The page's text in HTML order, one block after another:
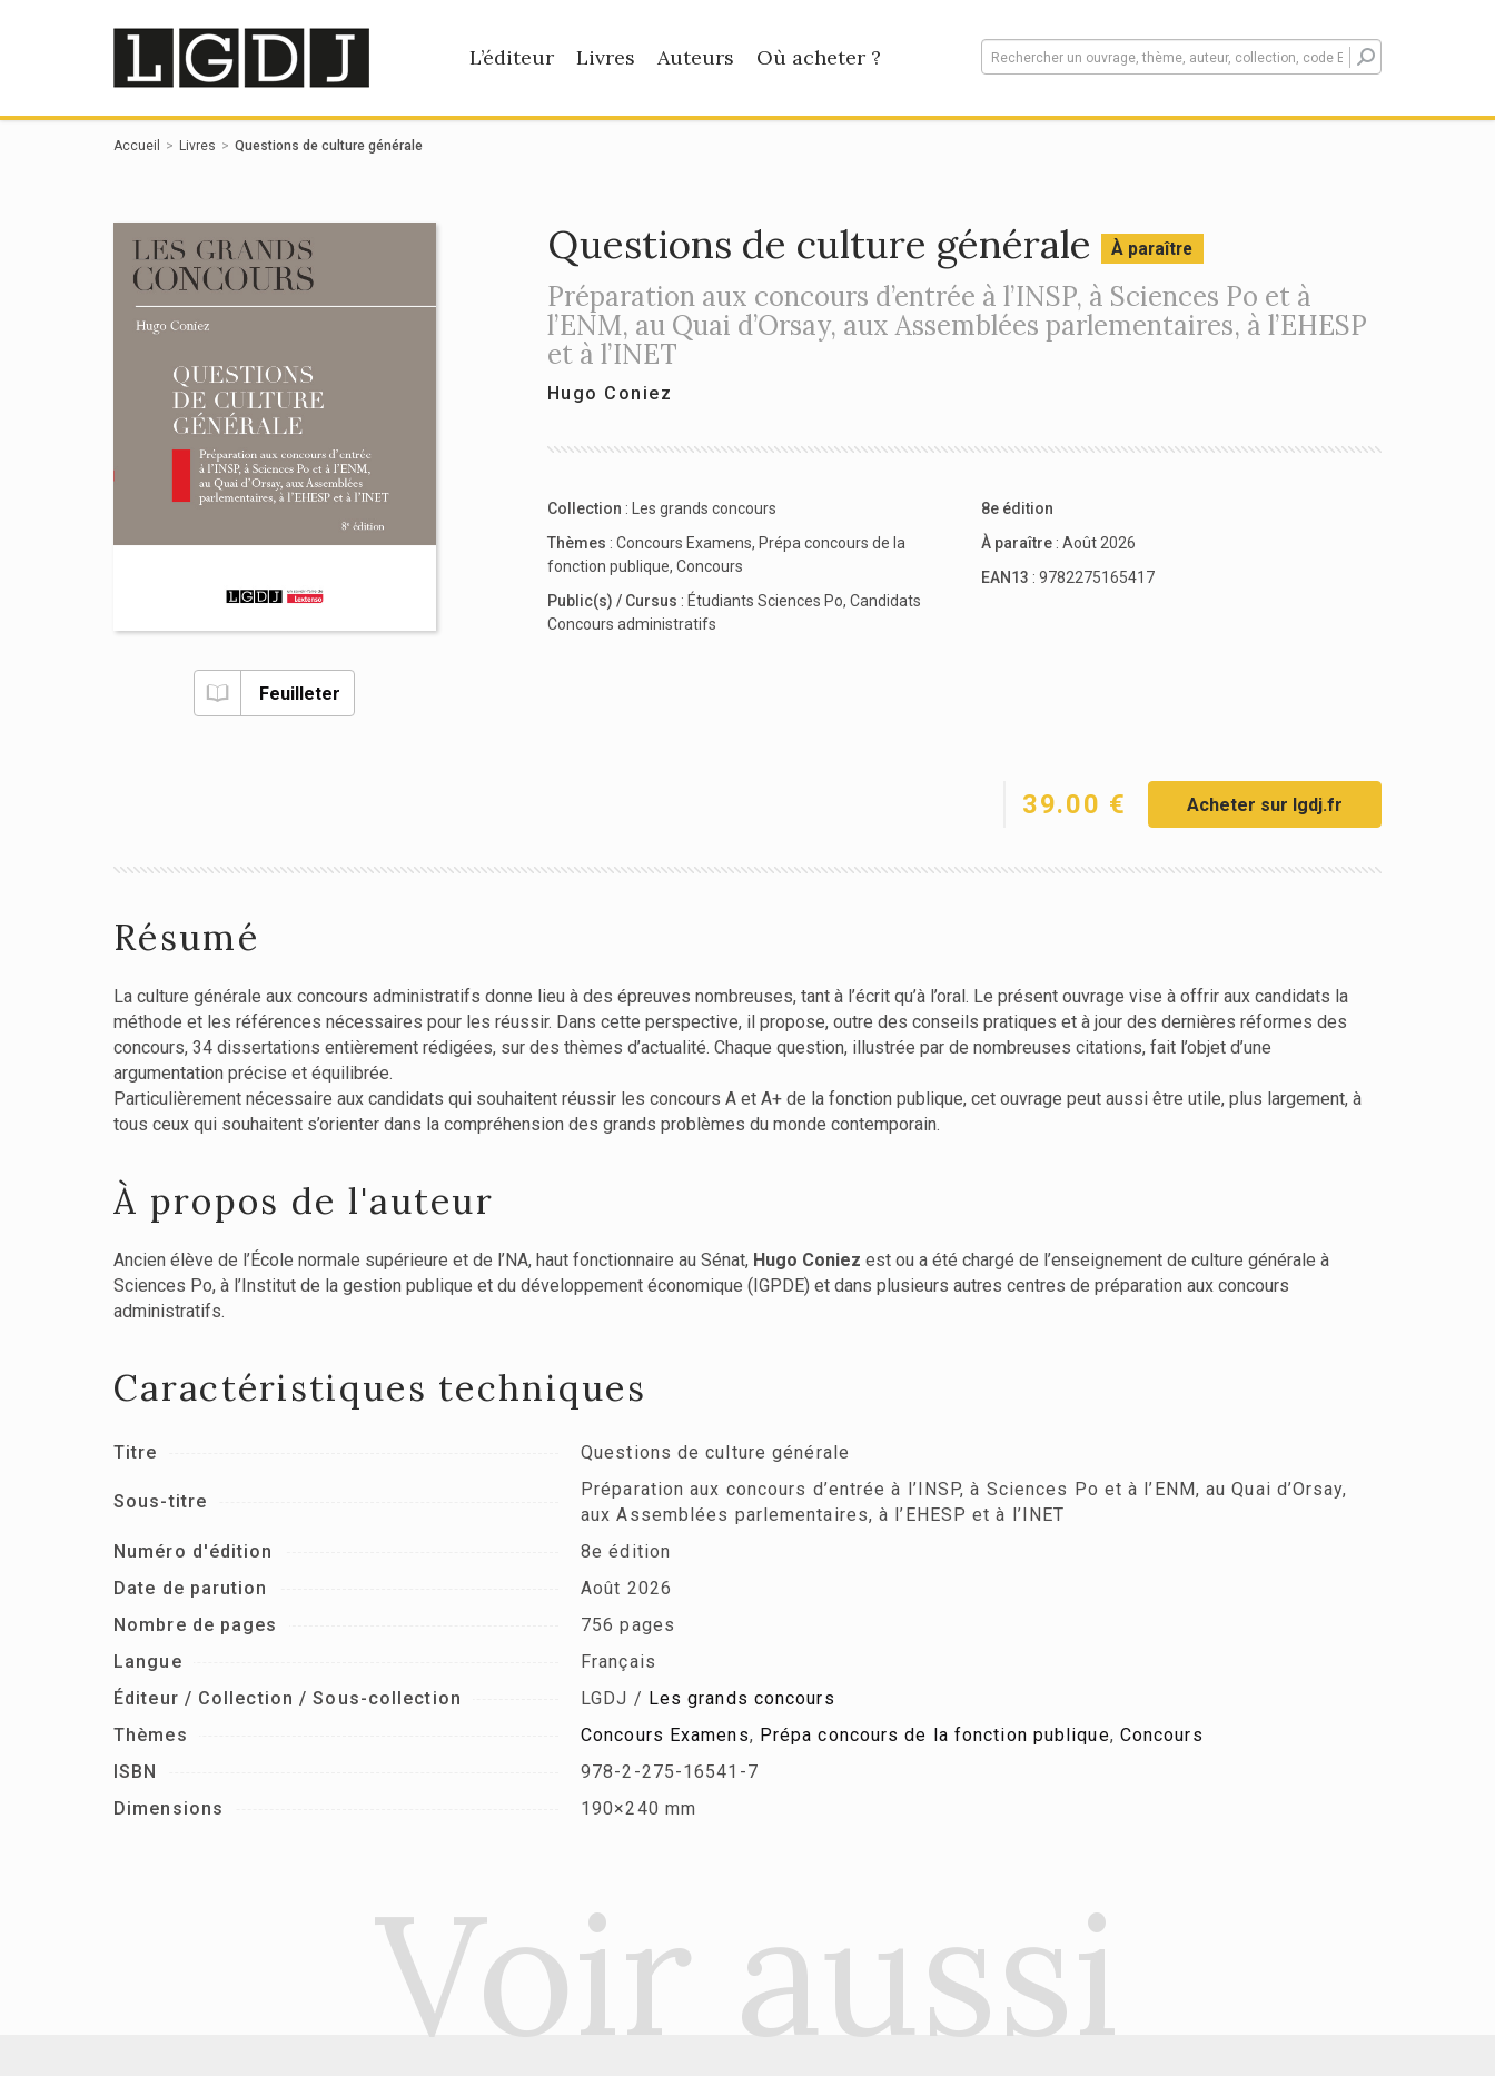
L’éditeur Livres Auteurs Où acheter ?
Accueil Livres Questions de culture générale
Feuilleter
Questions de culture générale À paraître
Préparation aux concours d’entrée à l’INSP, à Sciences Po et à
l’ENM, au Quai d’Orsay, aux Assemblées parlementaires, à l’EHESP
et à l’INET
Hugo Coniez
Collection :
Les grands concours
Thèmes : Concours Examens, Prépa concours de la
fonction publique, Concours
Public(s) / Cursus : Étudiants Sciences Po, Candidats
Concours administratifs
8e édition
À paraître : Août 2026
EAN13 : 9782275165417
39.00 € Acheter sur lgdj.fr
Résumé
La culture générale aux concours administratifs donne lieu à des épreuves nombreuses, tant à l’écrit qu’à l’oral. Le présent ouvrage vise à offrir aux candidats la
méthode et les références nécessaires pour les réussir. Dans cette perspective, il propose, outre des conseils pratiques et à jour des dernières réformes des
concours, 34 dissertations entièrement rédigées, sur des thèmes d’actualité. Chaque question, illustrée par de nombreuses citations, fait l’objet d’une
argumentation précise et équilibrée.
Particulièrement nécessaire aux candidats qui souhaitent réussir les concours A et A+ de la fonction publique, cet ouvrage peut aussi être utile, plus largement, à
tous ceux qui souhaitent s’orienter dans la compréhension des grands problèmes du monde contemporain.
À propos de l'auteur
Ancien élève de l’École normale supérieure et de l’NA, haut fonctionnaire au Sénat, Hugo Coniez est ou a été chargé de l’enseignement de culture générale à
Sciences Po, à l’Institut de la gestion publique et du développement économique (IGPDE) et dans plusieurs autres centres de préparation aux concours
administratifs.
Caractéristiques techniques
Titre Questions de culture générale
Sous-titre
Préparation aux concours d’entrée à l’INSP, à Sciences Po et à l’ENM, au Quai d’Orsay,
aux Assemblées parlementaires, à l’EHESP et à l’INET
Numéro d'édition
8e édition
Date de parution
Août 2026
Nombre de pages
756 pages
Langue
Français
Éditeur / Collection / Sous-collection
LGDJ / Les grands concours
Thèmes
Concours Examens, Prépa concours de la fonction publique, Concours
ISBN
978-2-275-16541-7
Dimensions
190×240 mm
Voir aussi